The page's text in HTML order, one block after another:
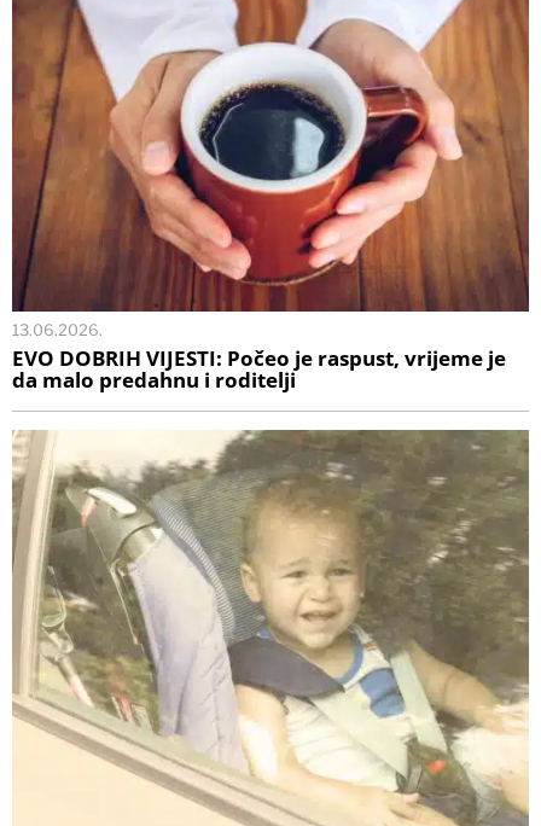
13.06.2026.
EVO DOBRIH VIJESTI: Počeo je raspust, vrijeme je
da malo predahnu i roditelji